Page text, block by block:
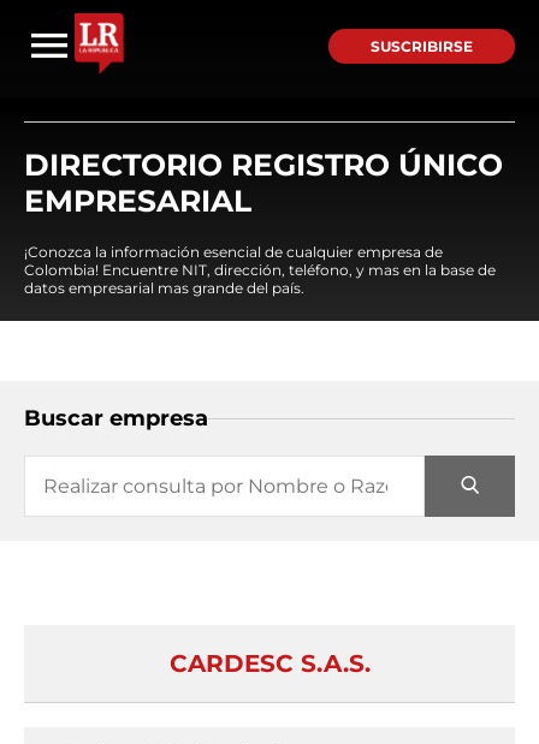
SUSCRIBIRSE
DIRECTORIO REGISTRO ÚNICO
EMPRESARIAL
¡Conozca la información esencial de cualquier empresa de
Colombia! Encuentre NIT, dirección, teléfono, y mas en la base de
datos empresarial mas grande del país.
Buscar empresa
CARDESC S.A.S.